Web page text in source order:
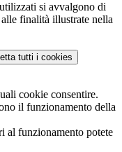
si avvalgono di
finalità illustrate nella
tutti i cookies
cookie consentire.
il funzionamento della
al funzionamento potete